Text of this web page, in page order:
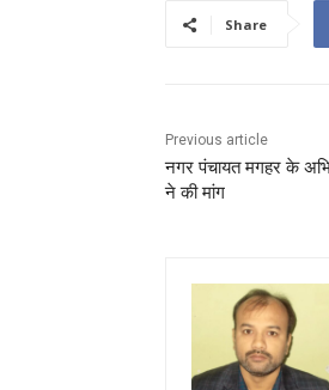
kShare
Previous article
नगर पंचायत मगहर के
ने की मांग